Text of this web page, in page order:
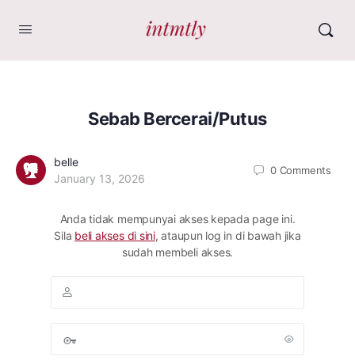
Sebab Bercerai/Putus
belle
January 13, 2026
0 Comments
Anda tidak mempunyai akses kepada page ini.
Sila beli akses di sini, ataupun log in di bawah jika
sudah membeli akses.